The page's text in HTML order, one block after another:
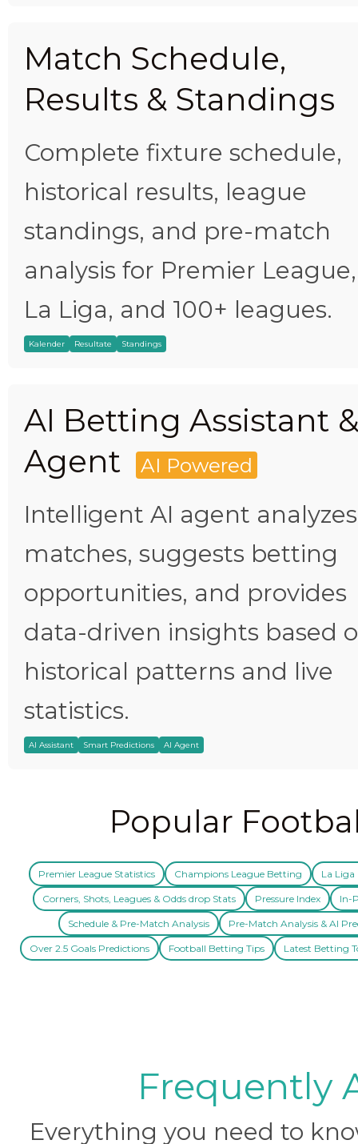
Match Schedule,
Results & Standings
Complete fixture schedule,
historical results, league
standings, and pre-match
analysis for Premier League,
La Liga, and 100+ leagues.
Kalender Resultate Standings
AI Betting Assistant
Agent
AI Powered
Intelligent AI agent analyzes
matches, suggests betting
opportunities, and provides
data-driven insights based
historical patterns and live
statistics.
AI Assistant Smart Predictions AI Agent
Popular
Premier League Statistics Champions League Betting La Liga
Corners, Shots, Leagues & Odds drop Stats Pressure Index In-
Schedule & Pre-Match Analysis Pre-Match Analysis & AI
Over 2.5 Goals Predictions Football Betting Tips Latest Betting
Frequently
Everything you need to